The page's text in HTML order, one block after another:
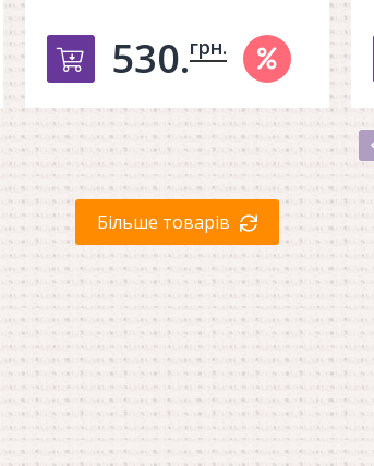
Добавить в корзину
530.грн.
Більше товарів